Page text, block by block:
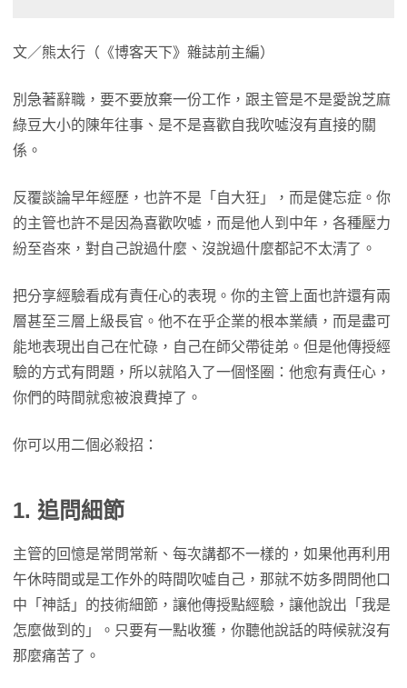
文／熊太行（《博客天下》雜誌前主編）
別急著辭職，要不要放棄一份工作，跟主管是不是愛說芝麻
綠豆大小的陳年往事、是不是喜歡自我吹噓沒有直接的關
係。
反覆談論早年經歷，也許不是「自大狂」，而是健忘症。你
的主管也許不是因為喜歡吹噓，而是他人到中年，各種壓力
紛至沓來，對自己說過什麼、沒說過什麼都記不太清了。
把分享經驗看成有責任心的表現。你的主管上面也許還有兩
層甚至三層上級長官。他不在乎企業的根本業績，而是盡可
能地表現出自己在忙碌，自己在師父帶徒弟。但是他傳授經
驗的方式有問題，所以就陷入了一個怪圈：他愈有責任心，
你們的時間就愈被浪費掉了。
你可以用二個必殺招：
1. 追問細節
主管的回憶是常問常新、每次講都不一樣的，如果他再利用
午休時間或是工作外的時間吹噓自己，那就不妨多問問他口
中「神話」的技術細節，讓他傳授點經驗，讓他說出「我是
怎麼做到的」。只要有一點收獲，你聽他說話的時候就沒有
那麼痛苦了。